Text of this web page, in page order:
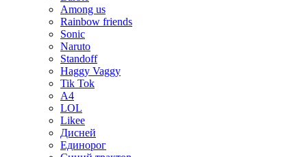
Among us
Rainbow friends
Sonic
Naruto
Standoff
Haggy Vaggy
Tik Tok
А4
LOL
Likee
Дисней
Единорог